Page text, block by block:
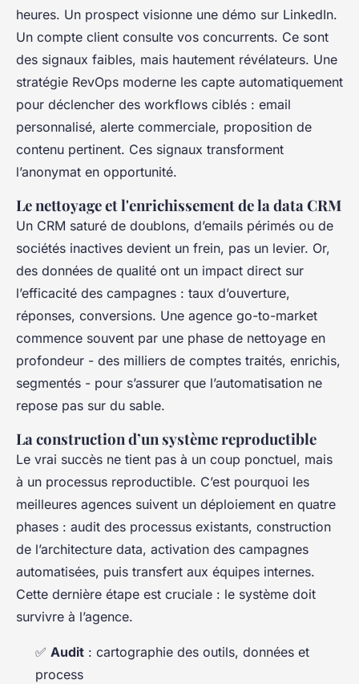
heures. Un prospect visionne une démo sur LinkedIn.
Un compte client consulte vos concurrents. Ce sont
des signaux faibles, mais hautement révélateurs. Une
stratégie RevOps moderne les capte automatiquement
pour déclencher des workflows ciblés : email
personnalisé, alerte commerciale, proposition de
contenu pertinent. Ces signaux transforment
l’anonymat en opportunité.
Le nettoyage et l'enrichissement de la data CRM
Un CRM saturé de doublons, d’emails périmés ou de
sociétés inactives devient un frein, pas un levier. Or,
des données de qualité ont un impact direct sur
l’efficacité des campagnes : taux d’ouverture,
réponses, conversions. Une agence go-to-market
commence souvent par une phase de nettoyage en
profondeur - des milliers de comptes traités, enrichis,
segmentés - pour s’assurer que l’automatisation ne
repose pas sur du sable.
La construction d’un système reproductible
Le vrai succès ne tient pas à un coup ponctuel, mais
à un processus reproductible. C’est pourquoi les
meilleures agences suivent un déploiement en quatre
phases : audit des processus existants, construction
de l’architecture data, activation des campagnes
automatisées, puis transfert aux équipes internes.
Cette dernière étape est cruciale : le système doit
survivre à l’agence.
✅ Audit : cartographie des outils, données et
process